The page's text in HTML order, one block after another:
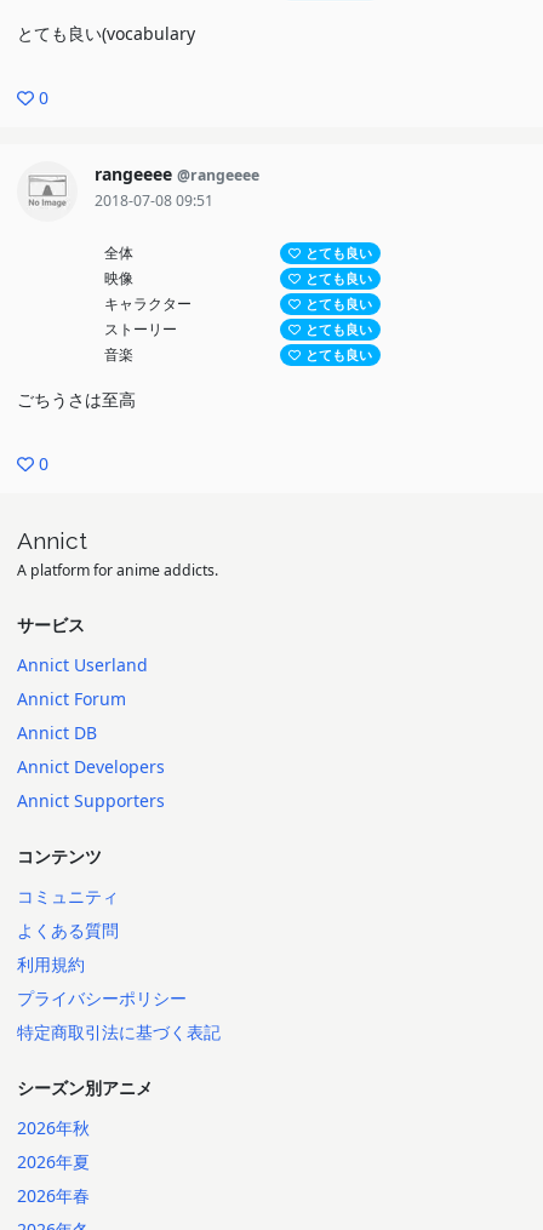
とても良い(vocabulary
0
rangeeee @rangeeee
2018-07-08 09:51
全体 とても良い
映像 とても良い
キャラクター とても良い
ストーリー とても良い
音楽 とても良い
ごちうさは至高
0
Annict
A platform for anime addicts.
サービス
Annict Userland
Annict Forum
Annict DB
Annict Developers
Annict Supporters
コンテンツ
コミュニティ
よくある質問
利用規約
プライバシーポリシー
特定商取引法に基づく表記
シーズン別アニメ
2026年秋
2026年夏
2026年春